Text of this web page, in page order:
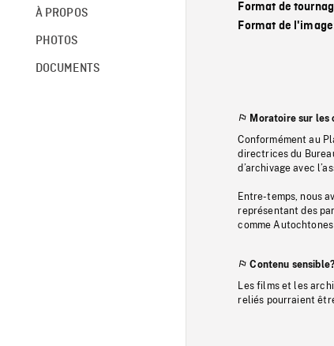
À PROPOS
PHOTOS
DOCUMENTS
Format de
Format de
Moratoire sur les
Conformément au
directrices du
d’archivage avec
Entre-temps, nous
représentant des
comme
Contenu sensible?
Les films et les
reliés pourraient